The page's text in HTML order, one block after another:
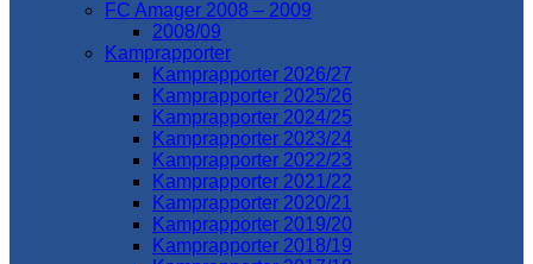
FC Amager 2008 – 2009
2008/09
Kamprapporter
Kamprapporter 2026/27
Kamprapporter 2025/26
Kamprapporter 2024/25
Kamprapporter 2023/24
Kamprapporter 2022/23
Kamprapporter 2021/22
Kamprapporter 2020/21
Kamprapporter 2019/20
Kamprapporter 2018/19